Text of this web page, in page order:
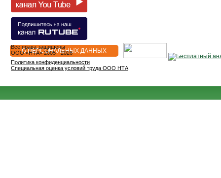
О ПЕРСОНАЛЬНЫХ ДАННЫХ
Все права защищены
OOO «НТА» 2005 - 2026
Политика конфиденциальности
Специальная оценка условий труда ООО НТА